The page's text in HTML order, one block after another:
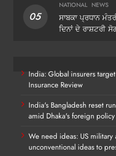
05
NATIONAL NEWS
ਸਾਬਕਾ ਪ੍ਰਧਾਨ
ਦਿਨਾਂ ਦੇ ਰਾਸ਼ਟਰੀ
India: Global insurers
Insurance Review
India's Bangladesh reset
amid Dhaka's foreign
We need ideas: US military
unconventional ideas to